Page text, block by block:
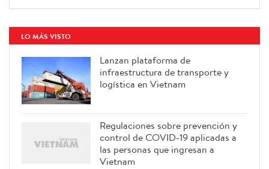
LO MÁS VISTO
Lanzan plataforma de
infraestructura de transporte y
logística en Vietnam
Regulaciones sobre prevención y
control de COVID-19 aplicadas a
las personas que ingresan a
Vietnam